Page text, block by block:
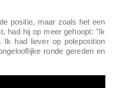
positie, maar zoals het een
had hij op meer gehoopt: "Ik
Ik had liever op poleposition
ronde gereden en